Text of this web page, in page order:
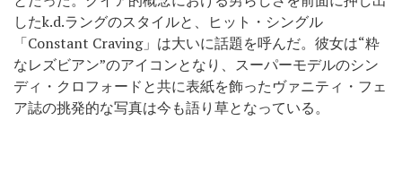
したk.d.ラングのスタイルと、ヒット・シングル
「Constant Craving」は大いに話題を呼んだ。彼女は“粋
なレズビアン”のアイコンとなり、スーパーモデルのシン
ディ・クロフォードと共に表紙を飾ったヴァニティ・フェ
ア誌の挑発的な写真は今も語り草となっている。